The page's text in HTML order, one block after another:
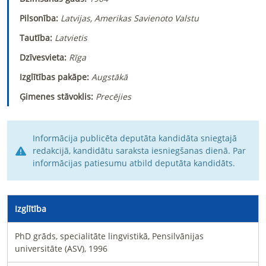
Pilsonība: Latvijas, Amerikas Savienoto Valstu
Tautība: Latvietis
Dzīvesvieta: Rīga
Izglītības pakāpe: Augstākā
Ģimenes stāvoklis: Precējies
Informācija publicēta deputāta kandidāta sniegtajā
redakcijā, kandidātu saraksta iesniegšanas dienā. Par
informācijas patiesumu atbild deputāta kandidāts.
Izglītība
PhD grāds, specialitāte lingvistikā, Pensilvānijas
universitāte (ASV), 1996